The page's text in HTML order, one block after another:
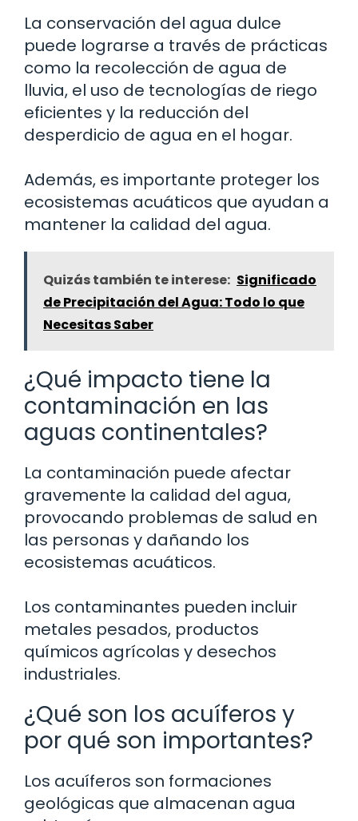
La conservación del agua dulce
puede lograrse a través de prácticas
como la recolección de agua de
lluvia, el uso de tecnologías de riego
eficientes y la reducción del
desperdicio de agua en el hogar.
Además, es importante proteger los
ecosistemas acuáticos que ayudan a
mantener la calidad del agua.
Quizás también te interese: Significado
de Precipitación del Agua: Todo lo que
Necesitas Saber
¿Qué impacto tiene la
contaminación en las
aguas continentales?
La contaminación puede afectar
gravemente la calidad del agua,
provocando problemas de salud en
las personas y dañando los
ecosistemas acuáticos.
Los contaminantes pueden incluir
metales pesados, productos
químicos agrícolas y desechos
industriales.
¿Qué son los acuíferos y
por qué son importantes?
Los acuíferos son formaciones
geológicas que almacenan agua